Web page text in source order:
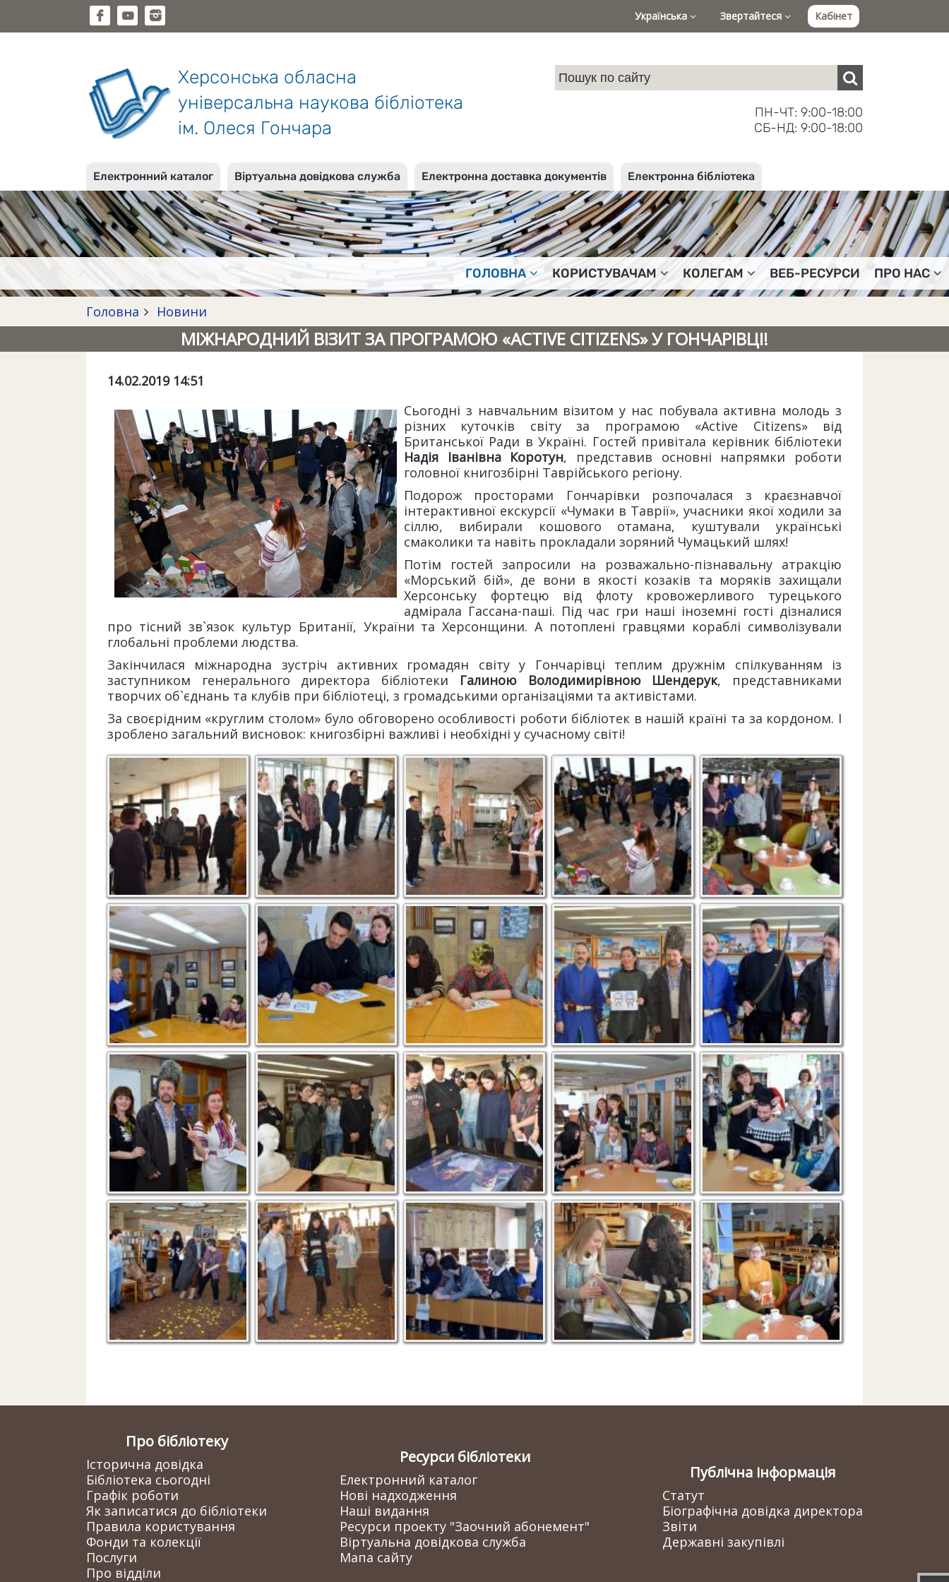
Українська Звертайтеся Кабінет
Херсонська обласна
універсальна наукова бібліотека
ім. Олеся Гончара
ПН-ЧТ: 9:00-18:00
СБ-НД: 9:00-18:00
Електронний каталог Віртуальна довідкова служба Електронна доставка документів Електронна бібліотека
ГОЛОВНА КОРИСТУВАЧАМ КОЛЕГАМ ВЕБ-РЕСУРСИ ПРО НАС
Головна Новини
МІЖНАРОДНИЙ ВІЗИТ ЗА ПРОГРАМОЮ «ACTIVE CITIZENS» У ГОНЧАРІВЦІ!
14.02.2019 14:51
Сьогодні з навчальним візитом у нас побувала активна молодь з
різних куточків світу за програмою «Active Citizens» від
Британської Ради в Україні. Гостей привітала керівник бібліотеки
Надія Іванівна Коротун, представив основні напрямки роботи
головної книгозбірні Таврійського регіону.
Подорож просторами Гончарівки розпочалася з краєзнавчої
інтерактивної екскурсії «Чумаки в Таврії», учасники якої ходили за
сіллю, вибирали кошового отамана, куштували українські
смаколики та навіть прокладали зоряний Чумацький шлях!
Потім гостей запросили на розважально-пізнавальну атракцію
«Морський бій», де вони в якості козаків та моряків захищали
Херсонську фортецю від флоту кровожерливого турецького
адмірала Гассана-паші. Під час гри наші іноземні гості дізналися
про тісний зв`язок культур Британії, України та Херсонщини. А потоплені гравцями кораблі символізували
глобальні проблеми людства.
Закінчилася міжнародна зустріч активних громадян світу у Гончарівці теплим дружнім спілкуванням із
заступником генерального директора бібліотеки Галиною Володимирівною Шендерук, представниками
творчих об`єднань та клубів при бібліотеці, з громадськими організаціями та активістами.
За своєрідним «круглим столом» було обговорено особливості роботи бібліотек в нашій країні та за кордоном. І
зроблено загальний висновок: книгозбірні важливі і необхідні у сучасному світі!
Зустріч “Active
Citizens” у Гончарівці
Початок візиту
Екскурсія “Чумаки в
Таврії”
Представлення
книжкового перегляду
Привітання гостям від
керівництва бібліотеки
Перше знайомство з
козаками і чумаками
Козаки&Чумаки
Конкурс дизайну
чумацької зачіски
Світлина на згадку
Козацька шабля
подобається всім!
Наші гарні україночки
та справжній чумак
Гості у захваті від
раритетів Гончарівки
Під час екскурсії Українські смаколики Отамана вибрано!
Прокладаємо
Чумацький Шлях!
Мандруємо маршрутом
чумаків!
Атракція “Морський
Перегляд фоторобіт від
клубу “Свіжий погляд”
Зустріч з творчими
об`єднаннями при
бібліотеці
Про бібліотеку
Історична довідка
Бібліотека сьогодні
Графік роботи
Як записатися до бібліотеки
Правила користування
Фонди та колекції
Послуги
Про відділи
Ресурси бібліотеки
Електронний каталог
Нові надходження
Наші видання
Ресурси проекту "Заочний абонемент"
Віртуальна довідкова служба
Мапа сайту
Публічна інформація
Статут
Біографічна довідка директора
Звіти
Державні закупівлі